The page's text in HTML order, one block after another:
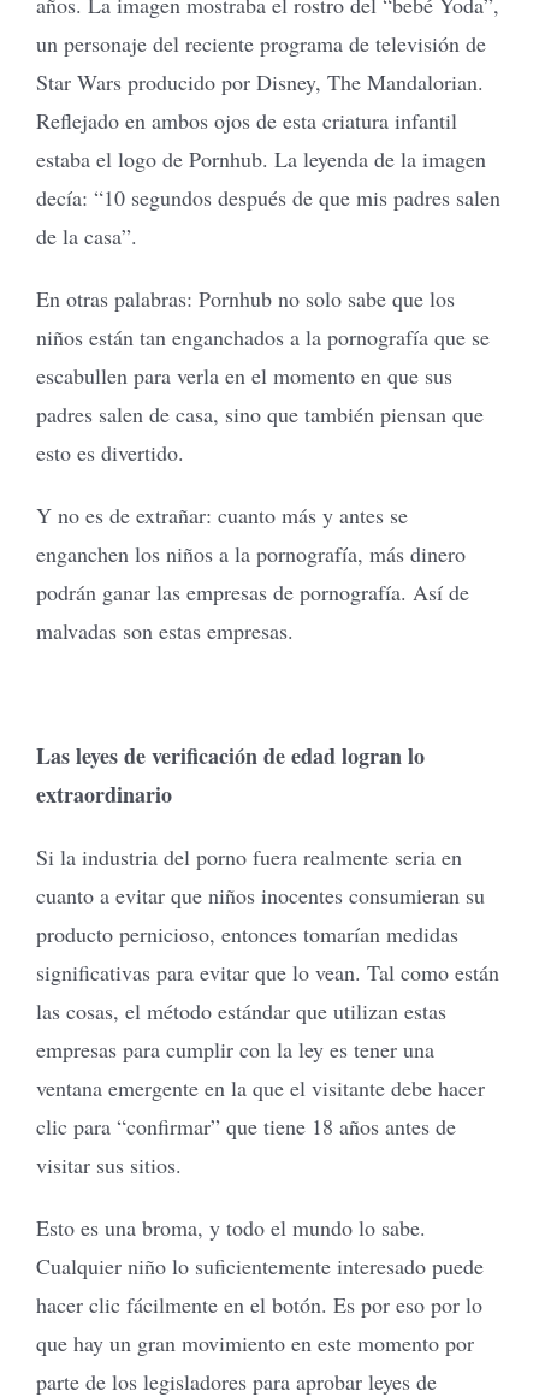
un personaje del reciente programa de televisión de
Star Wars producido por Disney, The Mandalorian.
Reflejado en ambos ojos de esta criatura infantil
estaba el logo de Pornhub. La leyenda de la imagen
decía: “10 segundos después de que mis padres salen
de la casa”.
En otras palabras: Pornhub no solo sabe que los
niños están tan enganchados a la pornografía que se
escabullen para verla en el momento en que sus
padres salen de casa, sino que también piensan que
esto es divertido.
Y no es de extrañar: cuanto más y antes se
enganchen los niños a la pornografía, más dinero
podrán ganar las empresas de pornografía. Así de
malvadas son estas empresas.
Las leyes de verificación de edad logran lo
extraordinario
Si la industria del porno fuera realmente seria en
cuanto a evitar que niños inocentes consumieran su
producto pernicioso, entonces tomarían medidas
significativas para evitar que lo vean. Tal como están
las cosas, el método estándar que utilizan estas
empresas para cumplir con la ley es tener una
ventana emergente en la que el visitante debe hacer
clic para “confirmar” que tiene 18 años antes de
visitar sus sitios.
Esto es una broma, y todo el mundo lo sabe.
Cualquier niño lo suficientemente interesado puede
hacer clic fácilmente en el botón. Es por eso por lo
que hay un gran movimiento en este momento por
parte de los legisladores para aprobar leyes de